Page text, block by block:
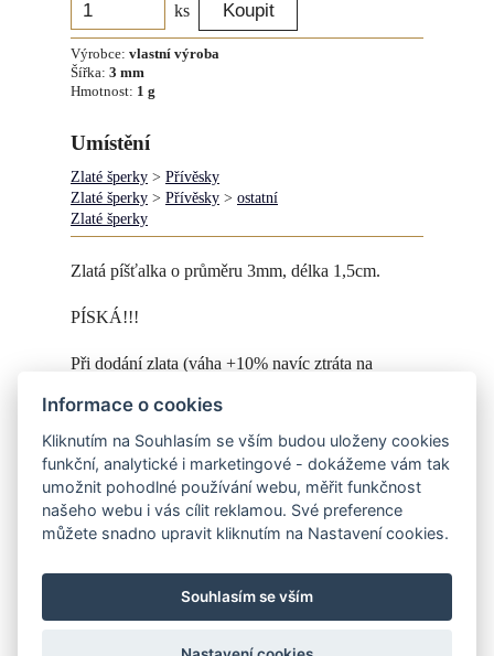
ks
Výrobce: vlastní výroba
Šířka: 3 mm
Hmotnost: 1 g
Umístění
Zlaté šperky > Přívěsky
Zlaté šperky > Přívěsky > ostatní
Zlaté šperky
Zlatá píšťalka o průměru 3mm, délka 1,5cm.
PÍSKÁ!!!
Při dodání zlata (váha +10% navíc ztráta na
Výroba na objednávku.
K píšťalce si můžete objednat řetízek -zde.
Informace o cookies
Kliknutím na Souhlasím se vším budou uloženy cookies
funkční, analytické i marketingové - dokážeme vám tak
umožnit pohodlné používání webu, měřit funkčnost
našeho webu i vás cílit reklamou. Své preference
můžete snadno upravit kliknutím na Nastavení cookies.
Souhlasím se vším